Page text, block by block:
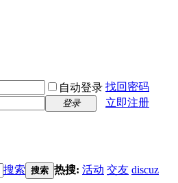
自动登录 找回密码
登录
立即注册
搜索 搜索 热搜: 活动 交友 discuz